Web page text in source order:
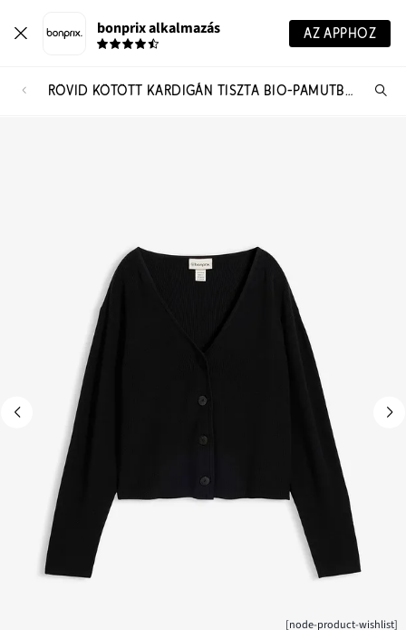
bonprix alkalmazás AZ APPHOZ
RÖVID KÖTÖTT KARDIGÁN TISZTA BIO-PAMUTBÓL
[node-product-wishlist]